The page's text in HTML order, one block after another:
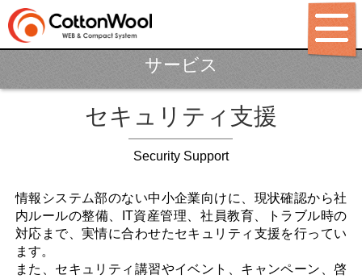
サービス
セキュリティ支援
Security Support
情報システム部のない中小企業向けに、現状確認から社
内ルールの整備、IT資産管理、社員教育、トラブル時の
対応まで、実情に合わせたセキュリティ支援を行ってい
ます。
また、セキュリティ講習やイベント、キャンペーン、啓
制作ポリシー
サービス
制作料金
制作実績
LABO